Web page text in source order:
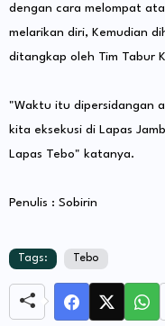
dengan cara melompat
melarikan diri, Kemudian
ditangkap oleh Tim Tabur
"Waktu itu dipersidangan
kita eksekusi di Lapas
Lapas Tebo" katanya.
Penulis : Sobirin
Tags: Tebo